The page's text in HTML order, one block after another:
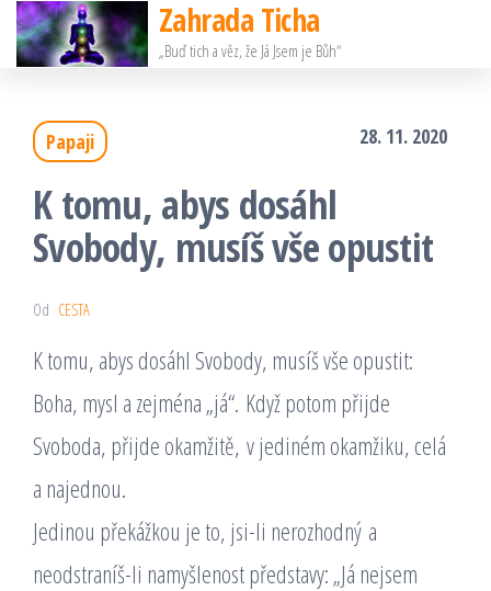
Přeskočit
na
Zahrada Ticha
„Buď tich a věz, že Já Jsem je Bůh“
Papaji 28. 11. 2020
K tomu, abys dosáhl
Svobody, musíš vše opustit
Od CESTA
K tomu, abys dosáhl Svobody, musíš vše opustit:
Boha, mysl a zejména „já“. Když potom přijde
Svoboda, přijde okamžitě, v jediném okamžiku, celá
a najednou.
Jedinou překážkou je to, jsi-li nerozhodný a
neodstraníš-li namyšlenost představy: „Já nejsem